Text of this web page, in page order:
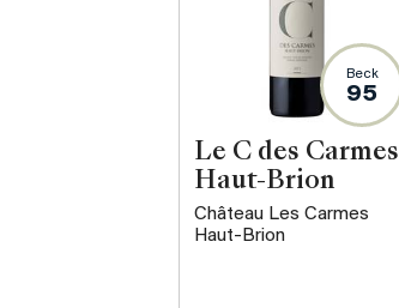
Beck
95
Le C des Carmes
Haut-Brion
Château Les Carmes
Haut-Brion